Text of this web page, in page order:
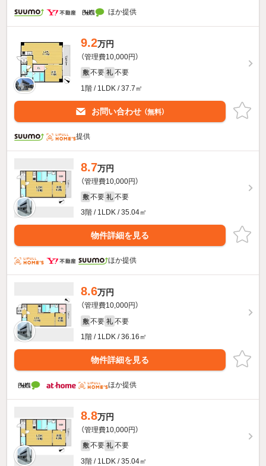
ほか提供
9.2万円
（管理費10,000円）
敷 不要 礼 不要
1階 / 1LDK / 37.7㎡
お問い合わせ （無料）
提供
8.7万円
（管理費10,000円）
敷 不要 礼 不要
3階 / 1LDK / 35.04㎡
物件詳細を見る
ほか提供
8.6万円
（管理費10,000円）
敷 不要 礼 不要
1階 / 1LDK / 36.16㎡
物件詳細を見る
ほか提供
8.8万円
（管理費10,000円）
敷 不要 礼 不要
3階 / 1LDK / 35.04㎡